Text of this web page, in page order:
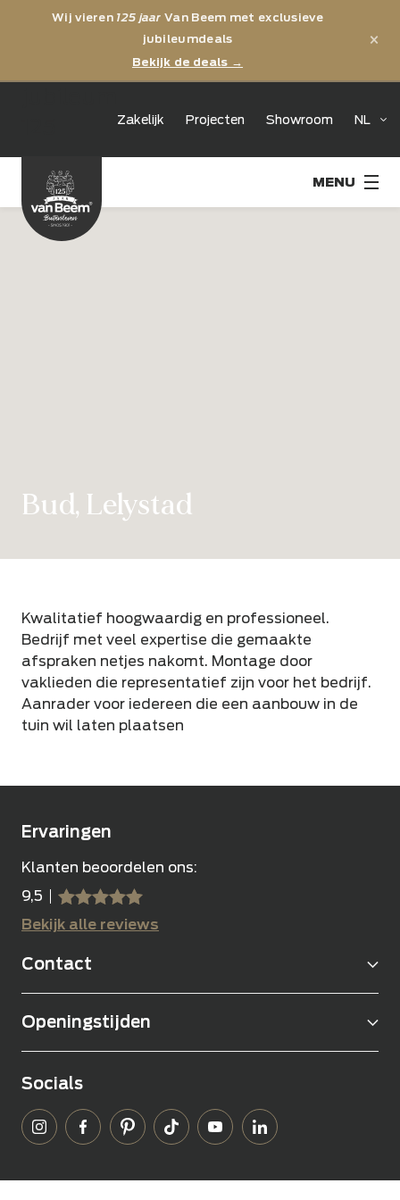
Wij vieren 125 jaar Van Beem met exclusieve
jubileumdeals
Bekijk de deals →
×
Zakelijk Projecten Showroom NL
Bud, Lelystad
Kwalitatief hoogwaardig en professioneel.
Bedrijf met veel expertise die gemaakte
afspraken netjes nakomt. Montage door
vaklieden die representatief zijn voor het bedrijf.
Aanrader voor iedereen die een aanbouw in de
tuin wil laten plaatsen
Ervaringen
Klanten beoordelen ons:
9,5
sssss
SSSSS
Bekijk alle reviews
Contact
Openingstijden
Socials